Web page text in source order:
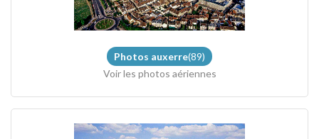
Photos auxerre(89)
Voir les photos aériennes